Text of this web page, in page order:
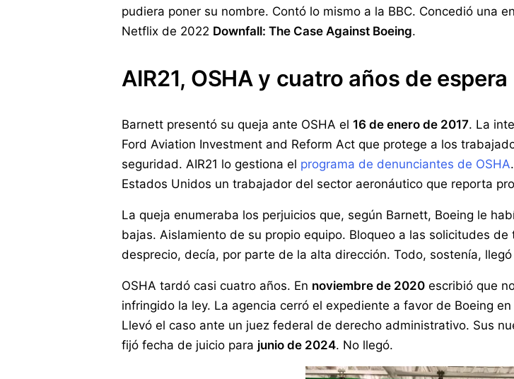
pudiera poner su nombre. Contó lo mismo a la BBC. Concedió una
Netflix de 2022 Downfall: The Case Against Boeing.
AIR21, OSHA y cuatro años de espera
Barnett presentó su queja ante OSHA el 16 de enero de 2017. La
Ford Aviation Investment and Reform Act que protege a los
seguridad. AIR21 lo gestiona el programa de denunciantes de OSHA
Estados Unidos un trabajador del sector aeronáutico que reporta
La queja enumeraba los perjuicios que, según Barnett, Boeing le
bajas. Aislamiento de su propio equipo. Bloqueo a las solicitudes
desprecio, decía, por parte de la alta dirección. Todo, sostenía,
OSHA tardó casi cuatro años. En noviembre de 2020 escribió que
infringido la ley. La agencia cerró el expediente a favor de Boeing en
Llevó el caso ante un juez federal de derecho administrativo. Sus
fijó fecha de juicio para junio de 2024. No llegó.